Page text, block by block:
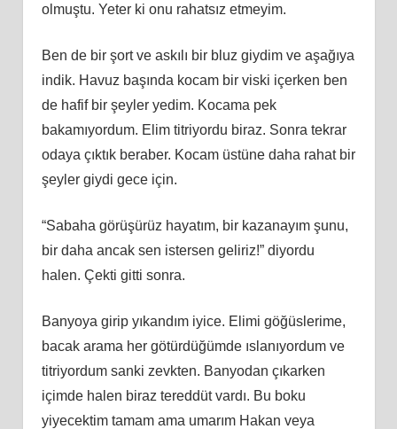
olmuştu. Yeter ki onu rahatsız etmeyim.
Ben de bir şort ve askılı bir bluz giydim ve aşağıya
indik. Havuz başında kocam bir viski içerken ben
de hafif bir şeyler yedim. Kocama pek
bakamıyordum. Elim titriyordu biraz. Sonra tekrar
odaya çıktık beraber. Kocam üstüne daha rahat bir
şeyler giydi gece için.
“Sabaha görüşürüz hayatım, bir kazanayım şunu,
bir daha ancak sen istersen geliriz!” diyordu
halen. Çekti gitti sonra.
Banyoya girip yıkandım iyice. Elimi göğüslerime,
bacak arama her götürdüğümde ıslanıyordum ve
titriyordum sanki zevkten. Banyodan çıkarken
içimde halen biraz tereddüt vardı. Bu boku
yiyecektim tamam ama umarım Hakan veya